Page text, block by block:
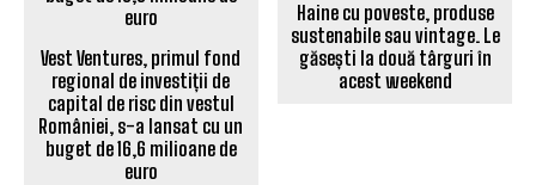
Vest Ventures, primul fond
regional de investiții de
capital de risc din vestul
României, s-a lansat cu un
buget de 16,6 milioane de
euro
Haine cu poveste, produse
sustenabile sau vintage. Le
găsești la două târguri în
acest weekend